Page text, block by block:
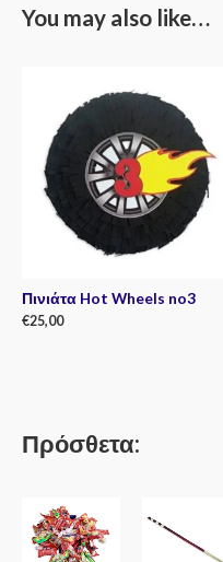
You may also like…
Πινιάτα Hot Wheels no3
€25,00
Πρόσθετα: